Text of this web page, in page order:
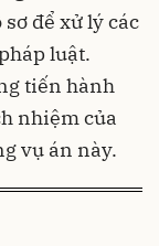
để xử lý các
luật.
tiến hành
nhiệm của
vụ án này.